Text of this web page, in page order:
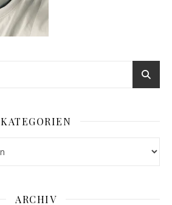
KATEGORIEN
ARCHIV